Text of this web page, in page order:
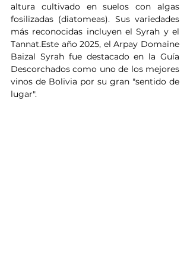
altura cultivado en suelos con algas
fosilizadas (diatomeas). Sus variedades
más reconocidas incluyen el Syrah y el
Tannat.Este año 2025, el Arpay Domaine
Baizal Syrah fue destacado en la Guía
Descorchados como uno de los mejores
vinos de Bolivia por su gran "sentido de
lugar".